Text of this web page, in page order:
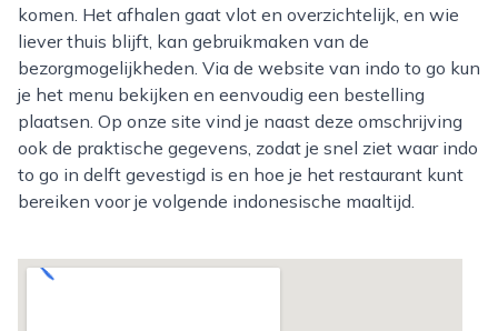
komen. Het afhalen gaat vlot en overzichtelijk, en wie
liever thuis blijft, kan gebruikmaken van de
bezorgmogelijkheden. Via de website van indo to go kun
je het menu bekijken en eenvoudig een bestelling
plaatsen. Op onze site vind je naast deze omschrijving
ook de praktische gegevens, zodat je snel ziet waar indo
to go in delft gevestigd is en hoe je het restaurant kunt
bereiken voor je volgende indonesische maaltijd.